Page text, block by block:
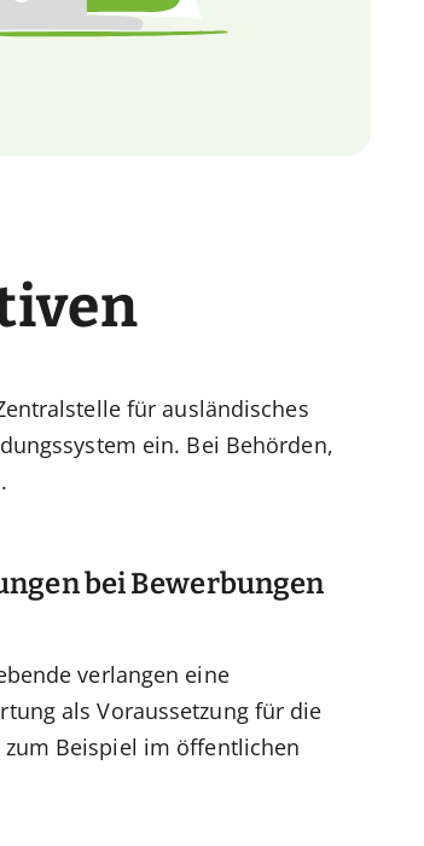
für ausländisches
ein. Bei Behörden,
bei Bewerbungen
verlangen eine
als Voraussetzung für die
zum Beispiel im öffentlichen